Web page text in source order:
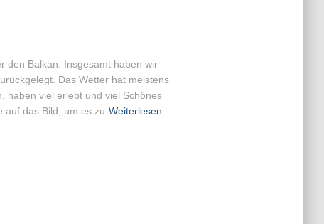
den Balkan. Insgesamt haben wir
Das Wetter hat meistens
haben viel erlebt und viel Schönes
auf das Bild, um es zu Weiterlesen